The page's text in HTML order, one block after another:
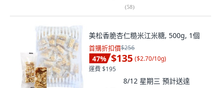
(58)
美松香脆杏仁糙米江米糖, 500g, 1個
首購折扣價$256
47% $135 ($2.70/10g)
運費 $195
8/12 星期三 預計送達